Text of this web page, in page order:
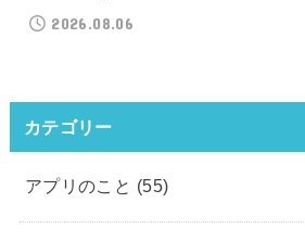
2026.08.06
カテゴリー
アプリのこと (55)